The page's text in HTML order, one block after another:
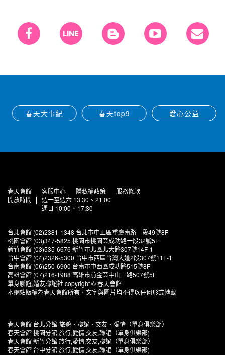
春天大事紀 春天top9 愛心公益
春天會館 客服中心 隱私權政策
服務條款
開放時間
週一至週六 13:30 ~ 21:00
週日 10:00 ~ 17:30
台北會館 (02)2381-1348 台北市中正區重慶南路一段49號8F
桃園會館 (03)347-5825 桃園市桃園區成功路一段32號5F
新竹會館 (03)535-6676 新竹市北區北大路307號14F-1
台中會館 (04)2326-5300 台中市西區台灣大道2段307號11F-1
台南會館 (06)250-6900 台南市中西區成功路515號8F
高雄會館 (07)216-1988 高雄市前金區中山二路507號5F
單身聯誼,婚友聯誼社 copyright © 春天會館
本網站版權為春天會館所有、文字與圖片均不得以任何形式轉載
春天會館 台北分館-旅遊、聯誼、交友、愛情（單身俱樂部）
春天會館 桃園分館 旅行,愛情,交友,聯誼（單身俱樂部)
春天會館 新竹分館 旅行,愛情,交友,聯誼（單身俱樂部）
春天會館 台中分館 旅行,愛情,交友,聯誼（單身俱樂部)